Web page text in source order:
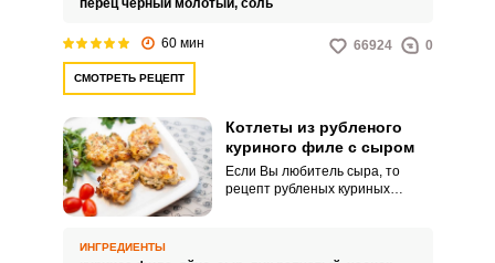
перец черный молотый, соль
60 мин 66924 0
СМОТРЕТЬ РЕЦЕПТ
Котлеты из рубленого
куриного филе с сыром
Если Вы любитель сыра, то
рецепт рубленых куриных
расплавляется, делая мясное
ИНГРЕДИЕНТЫ